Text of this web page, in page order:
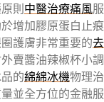
則中醫治療痛風
增加膠原蛋白止
護膚非常重要的
賣醬油辣椒杯小
的綿綿冰機物理
並全方位的金融